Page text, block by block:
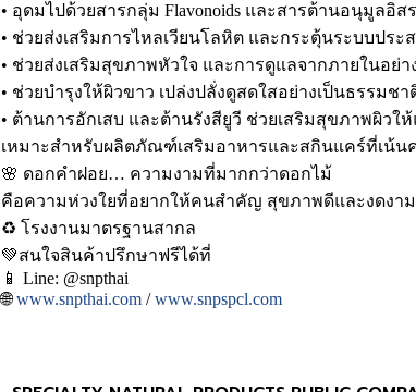
• อุดมไปด้วยสารกลุ่ม Flavonoids และสารต้านอนุมูลอิส
• ช่วยส่งเสริมการไหลเวียนโลหิต และกระตุ้นระบบประ
• ช่วยส่งเสริมสุขภาพหัวใจ และการดูแลจากภายในอย่
• ช่วยบำรุงให้ผิวขาว เปล่งปลั่งดูสดใสอย่างเป็นธรรมชา
• ต้านการอักเสบ และต้านรังสียูวี ช่วยเสริมสุขภาพผิวใ
เหมาะสำหรับผลิตภัณฑ์เสริมอาหารและสกินแคร์ที่เน้
🌸 ดอกคำฝอย… ความงามที่มากกว่าดอกไม้
คือความห่วงใยที่อยากให้คนสำคัญ สุขภาพดีและงดงา
♻️ โรงงานมาตรฐานสากล
💚สนใจสินค้าปรึกษาฟรีได้ที่
📱 Line: @snpthai
🌐www.snpthai.com /www.snpspcl.com